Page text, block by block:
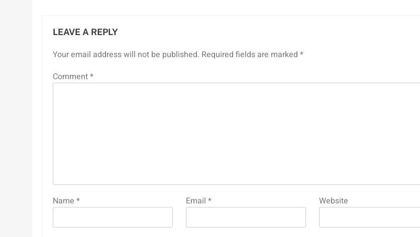
LEAVE A REPLY
Your email address will not be published. Required fields are marked *
Comment*
Name * Email* Website